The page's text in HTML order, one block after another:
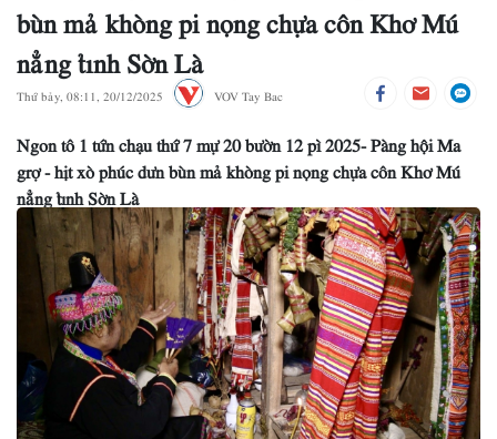
bùn mả khòng pi nọng chựa côn Khơ Mú
nẳng tỉnh Sờn Là
Thứ bảy, 08:11, 20/12/2025 VOV Tay Bac
Ngon tô 1 tứn chạu thứ 7 mự 20 bườn 12 pì 2025- Pàng hội Ma
grợ - hịt xò phúc dưn bùn mả khòng pi nọng chựa côn Khơ Mú
nẳng tỉnh Sờn Là